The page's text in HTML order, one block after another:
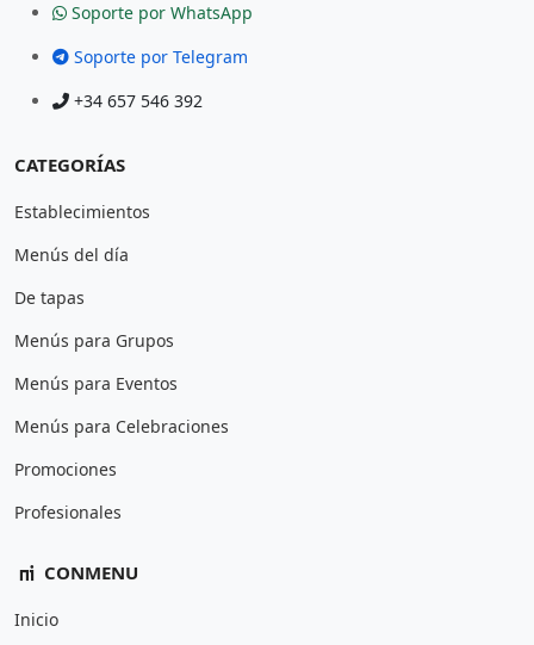
Soporte por WhatsApp
Soporte por Telegram
+34 657 546 392
CATEGORÍAS
Establecimientos
Menús del día
De tapas
Menús para Grupos
Menús para Eventos
Menús para Celebraciones
Promociones
Profesionales
CONMENU
Inicio